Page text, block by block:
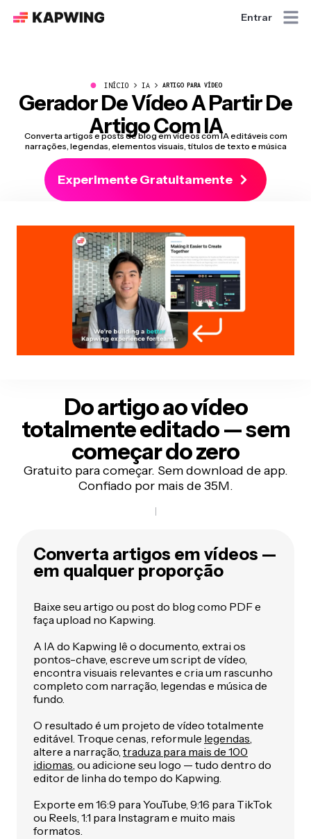
Entrar
● INÍCIO IA ARTIGO PARA VÍDEO
Gerador De Vídeo A Partir De
Artigo Com IA
Converta artigos e posts de blog em vídeos com IA editáveis com
narrações, legendas, elementos visuais, títulos de texto e música
Experimente Gratuitamente
Do artigo ao vídeo
totalmente editado — sem
começar do zero
Gratuito para começar. Sem download de app.
Confiado por mais de 35M.
Converta artigos em vídeos —
em qualquer proporção
Baixe seu artigo ou post do blog como PDF e
faça upload no Kapwing.
A IA do Kapwing lê o documento, extrai os
pontos-chave, escreve um script de vídeo,
encontra visuais relevantes e cria um rascunho
completo com narração, legendas e música de
fundo.
O resultado é um projeto de vídeo totalmente
editável. Troque cenas, reformule legendas,
altere a narração, traduza para mais de 100
idiomas, ou adicione seu logo — tudo dentro do
editor de linha do tempo do Kapwing.
Exporte em 16:9 para YouTube, 9:16 para TikTok
ou Reels, 1:1 para Instagram e muito mais
formatos.